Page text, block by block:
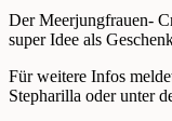
Der Meerjungfrauen-
super Idee als
Für weitere Infos
Stepharilla oder unter